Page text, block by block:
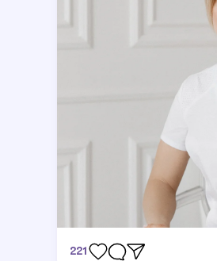
221